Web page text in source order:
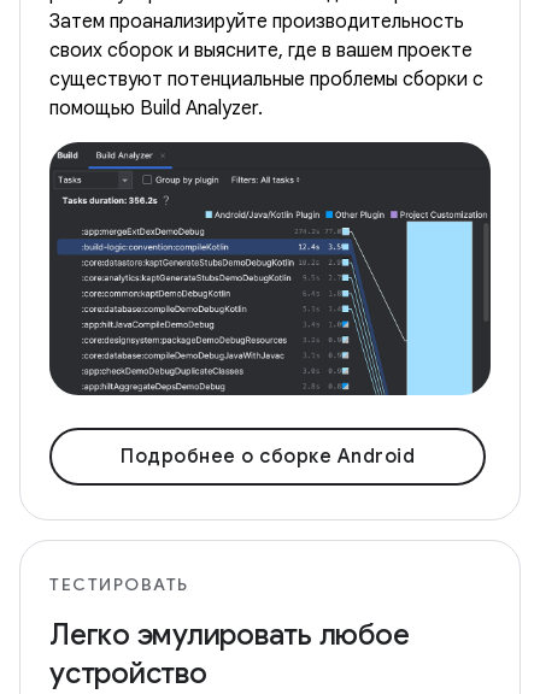
Затем проанализируйте производительность
своих сборок и выясните, где в вашем проекте
существуют потенциальные проблемы сборки с
помощью Build Analyzer.
Подробнее о сборке Android
ТЕСТИРОВАТЬ
Легко эмулировать любое
устройство